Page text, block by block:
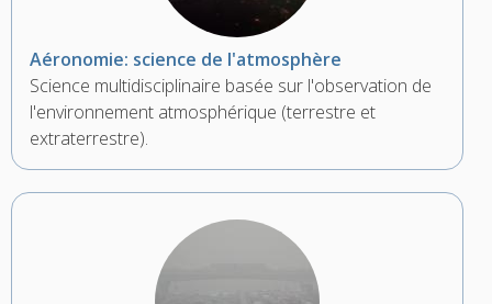
Aéronomie: science de l'atmosphère
Science multidisciplinaire basée sur l'observation de
l'environnement atmosphérique (terrestre et
extraterrestre).